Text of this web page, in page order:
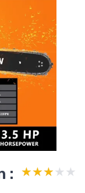
:
★★★★★
★★★★★